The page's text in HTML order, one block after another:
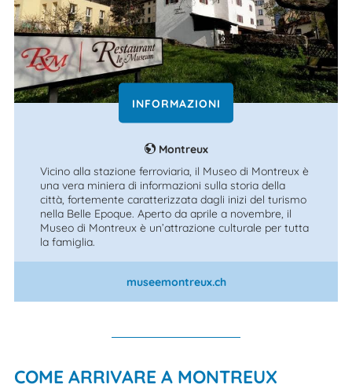
INFORMAZIONI
Montreux
Vicino alla stazione ferroviaria, il Museo di Montreux è
una vera miniera di informazioni sulla storia della
città, fortemente caratterizzata dagli inizi del turismo
nella Belle Epoque. Aperto da aprile a novembre, il
Museo di Montreux è un’attrazione culturale per tutta
la famiglia.
museemontreux.ch
COME ARRIVARE A MONTREUX